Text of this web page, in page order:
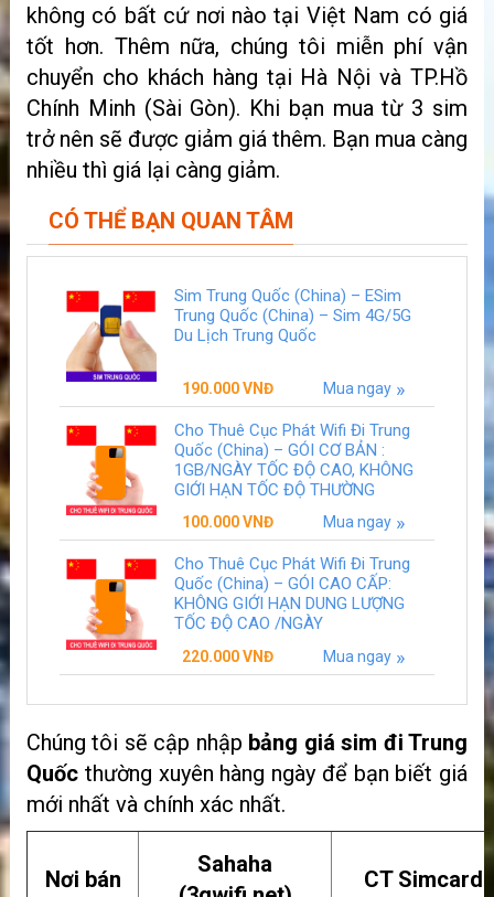
không có bất cứ nơi nào tại Việt Nam có giá
tốt hơn. Thêm nữa, chúng tôi miễn phí vận
chuyển cho khách hàng tại Hà Nội và TP.Hồ
Chính Minh (Sài Gòn). Khi bạn mua từ 3 sim
trở nên sẽ được giảm giá thêm. Bạn mua càng
nhiều thì giá lại càng giảm.
CÓ THỂ BẠN QUAN TÂM
Sim Trung Quốc (China) – ESim
Trung Quốc (China) – Sim 4G/5G
Du Lịch Trung Quốc
190.000VNĐ Mua ngay
Cho Thuê Cục Phát Wifi Đi Trung
Quốc (China) – GÓI CƠ BẢN :
1GB/NGÀY TỐC ĐỘ CAO, KHÔNG
GIỚI HẠN TỐC ĐỘ THƯỜNG
100.000VNĐ Mua ngay
Cho Thuê Cục Phát Wifi Đi Trung
Quốc (China) – GÓI CAO CẤP:
KHÔNG GIỚI HẠN DUNG LƯỢNG
TỐC ĐỘ CAO /NGÀY
220.000VNĐ Mua ngay
Chúng tôi sẽ cập nhập bảng giá sim đi Trung
Quốc thường xuyên hàng ngày để bạn biết giá
mới nhất và chính xác nhất.
Nơi bán
Sahaha
CT Simcard